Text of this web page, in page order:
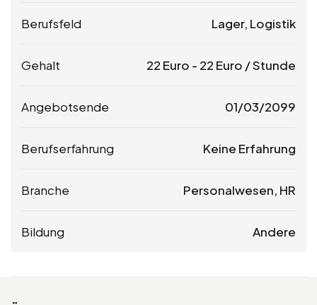
Berufsfeld Lager, Logistik
Gehalt 22 Euro - 22 Euro / Stunde
Angebotsende 01/03/2099
Berufserfahrung Keine Erfahrung
Branche Personalwesen, HR
Bildung Andere